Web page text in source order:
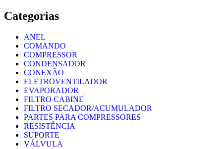
Categorias
ANEL
COMANDO
COMPRESSOR
CONDENSADOR
CONEXÃO
ELETROVENTILADOR
EVAPORADOR
FILTRO CABINE
FILTRO SECADOR/ACUMULADOR
PARTES PARA COMPRESSORES
RESISTÊNCIA
SUPORTE
VÁLVULA